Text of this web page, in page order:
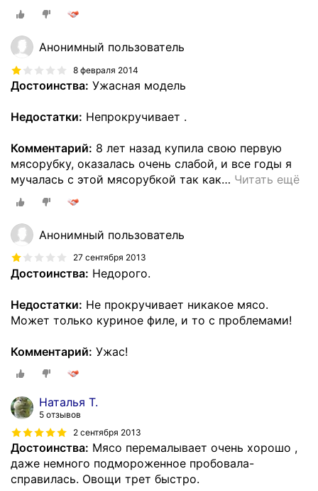
Анонимный пользователь
8 февраля 2014
Достоинства: Ужасная модель
Недостатки: Непрокручивает .
Комментарий: 8 лет назад купила свою первую
мясорубку, оказалась очень слабой, и все годы я
мучалась с этой мясорубкой так как… Читать ещё
Анонимный пользователь
27 сентября 2013
Достоинства: Недорого.
Недостатки: Не прокручивает никакое мясо.
Может только куриное филе, и то с проблемами!
Комментарий: Ужас!
Наталья Т.
5 отзывов
2 сентября 2013
Достоинства: Мясо перемалывает очень хорошо ,
даже немного подмороженное пробовала-
справилась. Овощи трет быстро.